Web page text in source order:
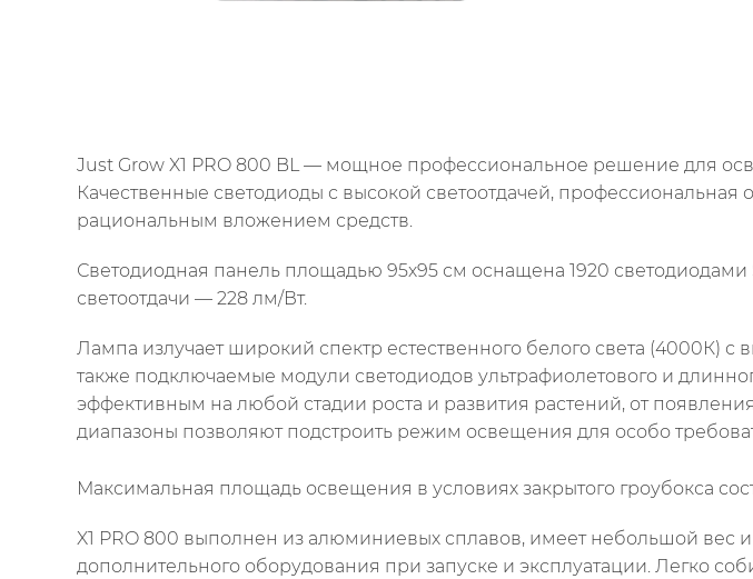
Just Grow X1 PRO 800 BL — мощное профессиональное решение для
Качественные светодиоды с высокой светоотдачей,
рациональным вложением средств.
Светодиодная панель площадью 95х95 см оснащена 1920
светоотдачи — 228 лм/Вт.
Лампа излучает широкий спектр естественного белого света (4000К)
также подключаемые модули светодиодов ультрафиолетового и
эффективным на любой стадии роста и развития растений, от
диапазоны позволяют подстроить режим освещения для особо
Максимальная площадь освещения в условиях закрытого гроубокса
X1 PRO 800 выполнен из алюминиевых сплавов, имеет небольшой вес
дополнительного оборудования при запуске и эксплуатации. Легко